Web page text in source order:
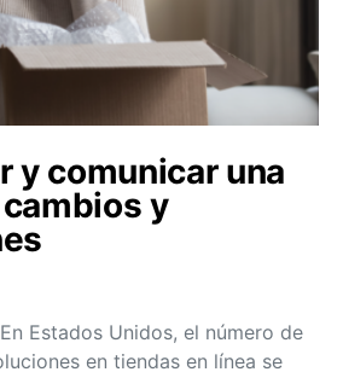
y comunicar una
y
Estados Unidos, el número de
en tiendas en línea se